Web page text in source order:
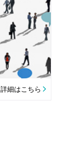
詳細はこちら